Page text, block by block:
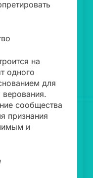
на
одного
для
сообщества
признания
и